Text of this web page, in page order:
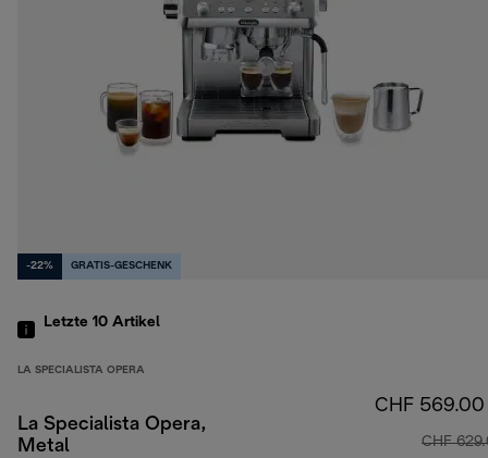
-22% GRATIS-GESCHENK
Letzte 10 Artikel
LA SPECIALISTA OPERA
La Specialista Opera,
Metal
CHF 569.00
CHF